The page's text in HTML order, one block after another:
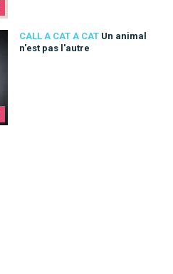
CALL A CAT A CAT Un animal
n'est pas l'autre